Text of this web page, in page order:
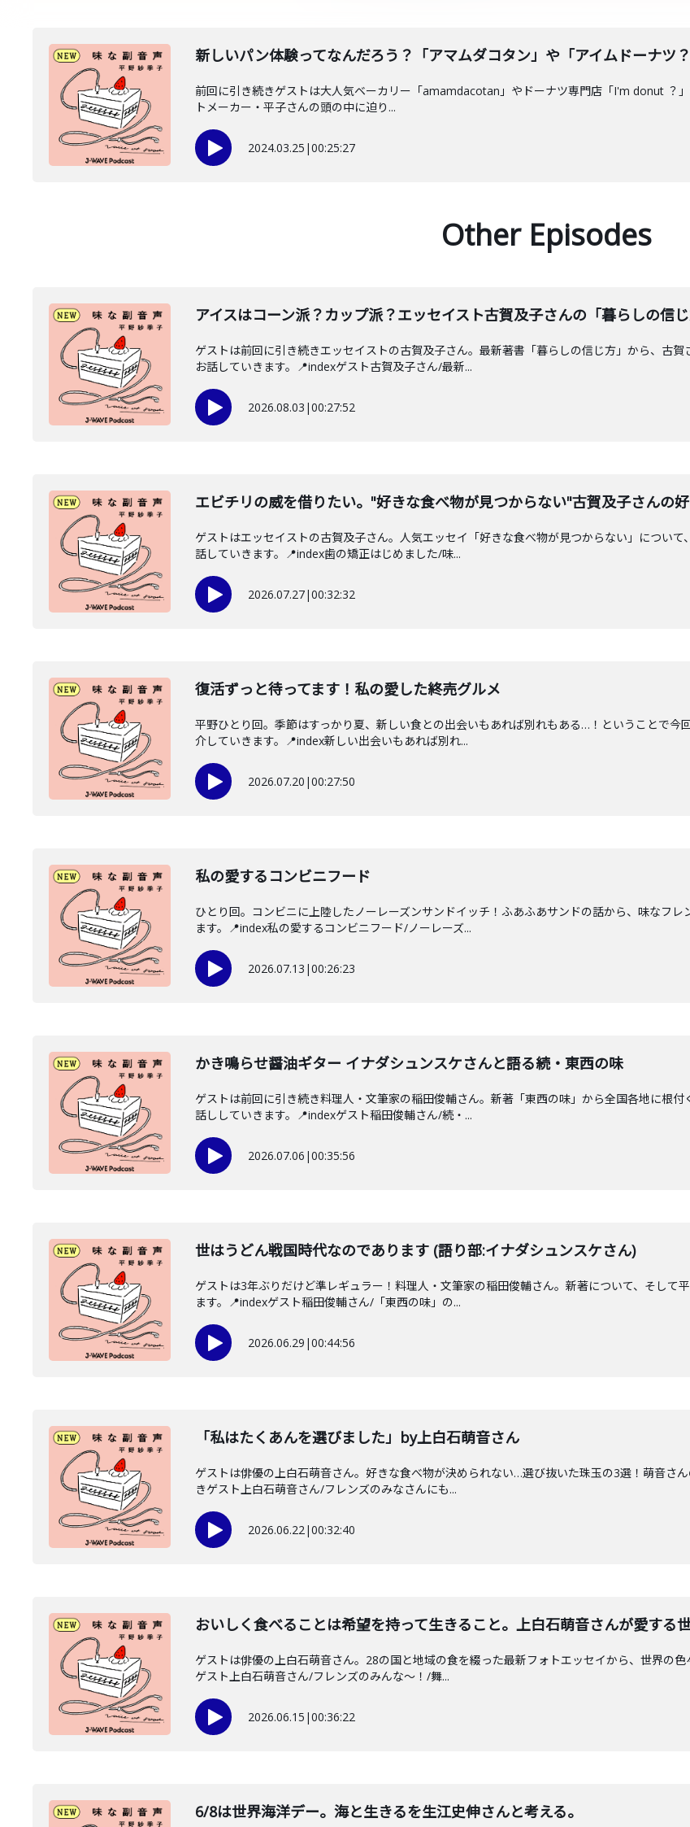
新しいパン体験ってなんだろう？「アマムダコタン」や「アイムドーナツ
前回に引き続きゲストは大人気ベーカリー「amamdacotan」やドーナツ専門店「I'm donut ？
トメーカー・平子さんの頭の中に迫り...
2024.03.25 |00:25:27
Other Episodes
アイスはコーン派？カップ派？エッセイスト古賀及子さんの「暮らしの信じ
ゲストは前回に引き続きエッセイストの古賀及子さん。最新著書「暮らしの信じ方」から、古
お話していきます。📍indexゲスト古賀及子さん/最新...
2026.08.03 |00:27:52
エビチリの威を借りたい。"好きな食べ物が見つからない"古賀及子さんの好
ゲストはエッセイストの古賀及子さん。人気エッセイ「好きな食べ物が見つからない」につい
話していきます。📍index歯の矯正はじめました/味...
2026.07.27|00:32:32
復活ずっと待ってます！私の愛した終売グルメ
平野ひとり回。季節はすっかり夏、新しい食との出会いもあれば別れもある…！ということで
介していきます。📍index新しい出会いもあれば別れ...
2026.07.20 |00:27:50
私の愛するコンビニフード
ひとり回。コンビニに上陸したノーレーズンサンドイッチ！ふあふあサンドの話から、味なフ
ます。📍index私の愛するコンビニフード/ノーレーズ...
2026.07.13 |00:26:23
かき鳴らせ醤油ギター イナダシュンスケさんと語る続・東西の味
ゲストは前回に引き続き料理人・文筆家の稲田俊輔さん。新著「東西の味」から全国各地に根
話ししていきます。📍indexゲスト稲田俊輔さん/続・...
2026.07.06 |00:35:56
世はうどん戦国時代なのであります (語り部:イナダシュンスケさん)
ゲストは3年ぶりだけど準レギュラー！料理人・文筆家の稲田俊輔さん。新著について、そして
ます。📍indexゲスト稲田俊輔さん/「東西の味」の...
2026.06.29 |00:44:56
「私はたくあんを選びました」by上白石萌音さん
ゲストは俳優の上白石萌音さん。好きな食べ物が決められない…選び抜いた珠玉の3選！萌音さ
きゲスト上白石萌音さん/フレンズのみなさんにも...
2026.06.22|00:32:40
おいしく食べることは希望を持って生きること。上白石萌音さんが愛する世
ゲストは俳優の上白石萌音さん。28の国と地域の食を綴った最新フォトエッセイから、世界の
ゲスト上白石萌音さん/フレンズのみんな〜！/舞...
2026.06.15 |00:36:22
6/8は世界海洋デー。海と生きるを生江史伸さんと考える。